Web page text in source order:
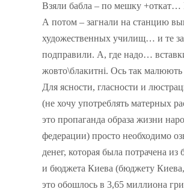
Взяли бабла – по мешку
А потом – загнали на станцию
художественных училищ… и те
подправили. А, где надо…
жовто\блакитні. Ось так малюють
Для ясности, гласности и
(не хочу употреблять матерных
это пропаганда образа жизни
федерации) просто необходимо
денег, которая была потрачена
и бюджета Киева (бюджету
это обошлось в 3,65 миллиона